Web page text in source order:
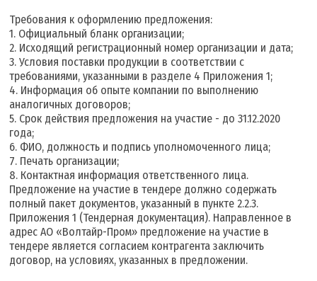
Требования к оформлению предложения:
1. Официальный бланк организации;
2. Исходящий регистрационный номер организации и дата;
3. Условия поставки продукции в соответствии с
требованиями, указанными в разделе 4 Приложения 1;
4. Информация об опыте компании по выполнению
аналогичных договоров;
5. Срок действия предложения на участие - до 31.12.2020
года;
6. ФИО, должность и подпись уполномоченного лица;
7. Печать организации;
8. Контактная информация ответственного лица.
Предложение на участие в тендере должно содержать
полный пакет документов, указанный в пункте 2.2.3.
Приложения 1 (Тендерная документация). Направленное в
адрес АО «Волтайр-Пром» предложение на участие в
тендере является согласием контрагента заключить
договор, на условиях, указанных в предложении.